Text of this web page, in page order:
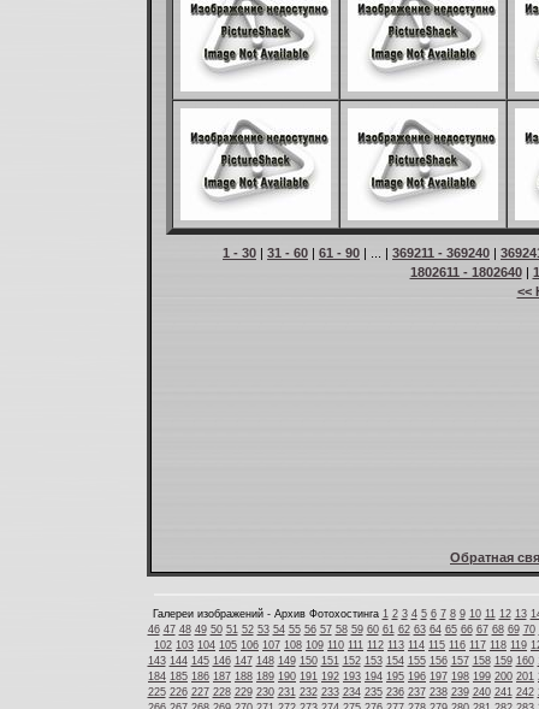
1 - 30 | 31 - 60 | 61 - 90 | ... | 369211 - 369240 |
1802611 - 1802640|
<<
Обратная
Галереи изображений - Архив Фотохостинга 1 2 3 4 5 6 7 8 9 10 11 12 13
46 47 48 49 50 51 52 53 54 55 56 57 58 59 60 61 62 63 64 65 66 67 68 69 70
102 103 104 105 106 107 108 109 110 111 112 113 114 115 116 117 118 119
143 144 145 146 147 148 149 150 151 152 153 154 155 156 157 158 159 160
184 185 186 187 188 189 190 191 192 193 194 195 196 197 198 199 200 201
225 226 227 228 229 230 231 232 233 234 235 236 237 238 239 240 241 242